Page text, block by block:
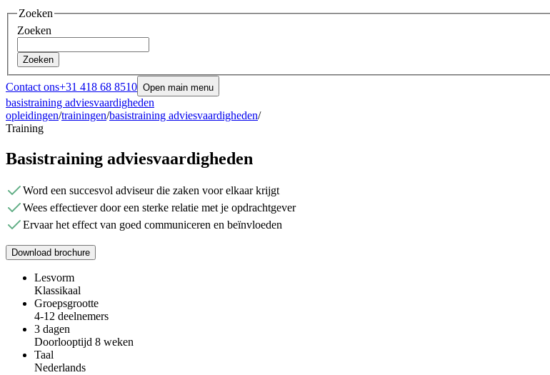
Zoeken
Zoeken
Zoeken
Contact ons+31 418 68 8510 Open main menu
basistraining adviesvaardigheden
opleidingen/trainingen/basistraining adviesvaardigheden/
Training
Basistraining adviesvaardigheden
Word een succesvol adviseur die zaken voor elkaar krijgt
Wees effectiever door een sterke relatie met je opdrachtgever
Ervaar het effect van goed communiceren en beïnvloeden
Download brochure
Lesvorm
Klassikaal
Groepsgrootte
4-12 deelnemers
3 dagen
Doorlooptijd 8 weken
Taal
Nederlands